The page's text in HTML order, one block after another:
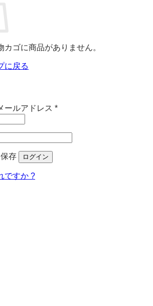
カゴに商品がありません。
に戻る
ールアドレス *必
存
ログイン
ですか ?